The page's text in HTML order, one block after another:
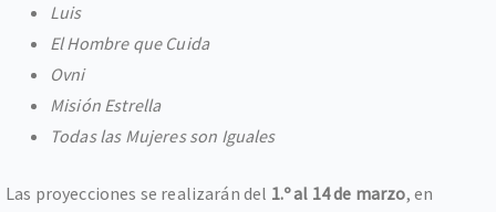
Luis
El Hombre que Cuida
Ovni
Misión Estrella
Todas las Mujeres son Iguales
Las proyecciones se realizarán del 1.º al 14 de marzo, en